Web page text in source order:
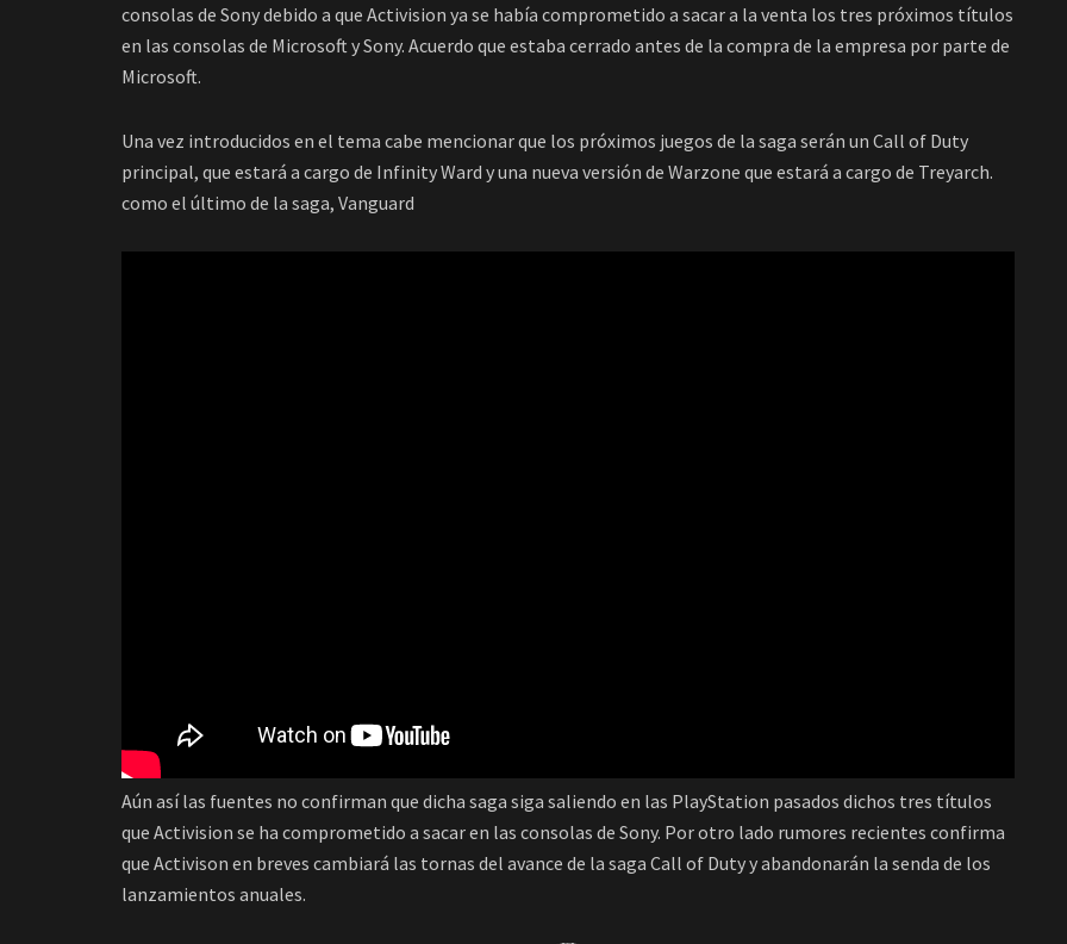
consolas de Sony debido a que Activision ya se había comprometido a sacar a la venta los tres próximos títulos
en las consolas de Microsoft y Sony. Acuerdo que estaba cerrado antes de la compra de la empresa por parte de
Microsoft.
Una vez introducidos en el tema cabe mencionar que los próximos juegos de la saga serán un Call of Duty
principal, que estará a cargo de Infinity Ward y una nueva versión de Warzone que estará a cargo de Treyarch.
como el último de la saga, Vanguard
Aún así las fuentes no confirman que dicha saga siga saliendo en las PlayStation pasados dichos tres títulos
que Activision se ha comprometido a sacar en las consolas de Sony. Por otro lado rumores recientes confirma
que Activison en breves cambiará las tornas del avance de la saga Call of Duty y abandonarán la senda de los
lanzamientos anuales.